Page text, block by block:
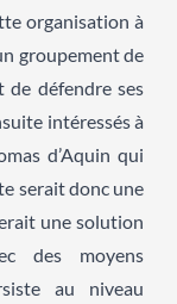
organisation à
groupement de
de défendre ses
intéressés à
d’Aquin qui
serait donc une
une solution
des moyens
au niveau